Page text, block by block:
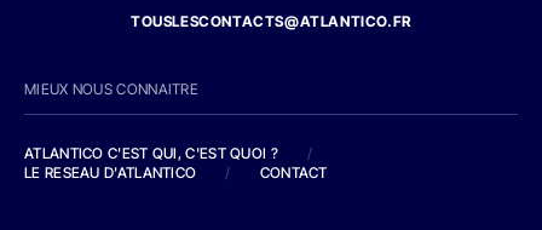
TOUSLESCONTACTS@ATLANTICO.FR
MIEUX NOUS CONNAITRE
ATLANTICO C'EST QUI, C'EST QUOI ?
/
LE RESEAU D'ATLANTICO
/ CONTACT